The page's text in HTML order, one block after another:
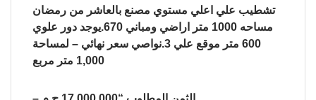
تشطيب علي اعلي مستوي مصنع بالعاشر من رمضان
مساحه 1000 متر اراضي ومباني 670.يوجد دور علوي
600 متر موقع علي 3.نواصي سعر نهائي – لمساحة